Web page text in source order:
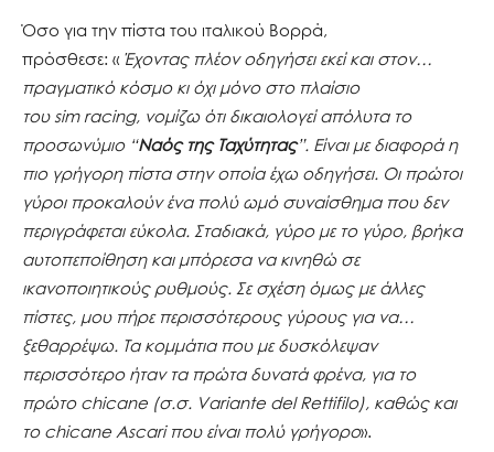
Όσο για την πίστα του ιταλικού Βορρά,
πρόσθεσε: « Έχοντας πλέον οδηγήσει εκεί και στον…
πραγματικό κόσμο κι όχι μόνο στο πλαίσιο
του sim racing, νομίζω ότι δικαιολογεί απόλυτα το
προσωνύμιο “Ναός της Ταχύτητας”. Είναι με διαφορά η
πιο γρήγορη πίστα στην οποία έχω οδηγήσει. Οι πρώτοι
γύροι προκαλούν ένα πολύ ωμό συναίσθημα που δεν
περιγράφεται εύκολα. Σταδιακά, γύρο με το γύρο, βρήκα
αυτοπεποίθηση και μπόρεσα να κινηθώ σε
ικανοποιητικούς ρυθμούς. Σε σχέση όμως με άλλες
πίστες, μου πήρε περισσότερους γύρους για να…
ξεθαρρέψω. Τα κομμάτια που με δυσκόλεψαν
περισσότερο ήταν τα πρώτα δυνατά φρένα, για το
πρώτο chicane (σ.σ. Variante delRettifilo), καθώς και
το chicane Ascari που είναι πολύ γρήγορο».